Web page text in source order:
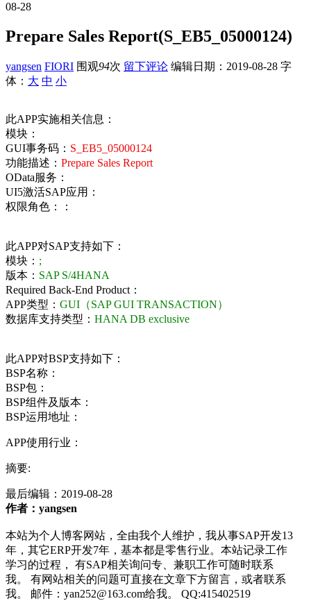
08-28
Prepare Sales Report(S_EB5_05000124)
yangsen FIORI 围观94次 留下评论 编辑日期： 2019-08-28 字
体： 大 中 小
此APP实施相关信息：
模块：
GUI事务码： S_EB5_05000124
功能描述： Prepare Sales Report
OData服务：
UI5激活SAP应用：
权限角色：：
此APP对SAP支持如下：
模块： ;
版本： SAP S/4HANA
Required Back-End Product：
APP类型： GUI（SAP GUI TRANSACTION）
数据库支持类型： HANA DB exclusive
此APP对BSP支持如下：
BSP名称：
BSP包：
BSP组件及版本：
BSP运用地址：
APP使用行业：
摘要:
最后编辑： 2019-08-28
作者：yangsen
本站为个人博客网站，全由我个人维护，我从事SAP开发13
年，其它ERP开发7年，基本都是零售行业。本站记录工作
学习的过程， 有SAP相关询问专、兼职工作可随时联系
我。 有网站相关的问题可直接在文章下方留言，或者联系
我。 邮件：yan252@163.com给我。 QQ:415402519